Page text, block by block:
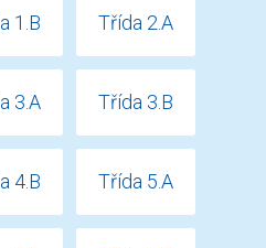
1.B Třída 2.A
3.A Třída 3.B
4.B Třída 5.A